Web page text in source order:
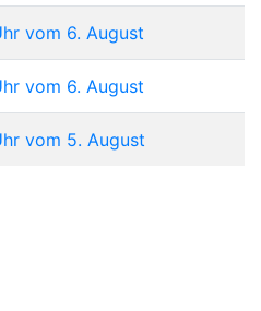
vom 6. August
vom 6. August
vom 5. August